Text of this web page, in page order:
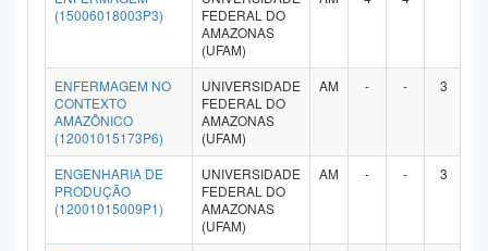
(15006018003P3)
FEDERAL DO
AMAZONAS
(UFAM)
ENFERMAGEM NO
CONTEXTO
AMAZÔNICO
(12001015173P6)
UNIVERSIDADE
FEDERAL DO
AMAZONAS
(UFAM)
AM - - 3
ENGENHARIA DE
PRODUÇÃO
(12001015009P1)
UNIVERSIDADE
FEDERAL DO
AMAZONAS
(UFAM)
AM - - 3